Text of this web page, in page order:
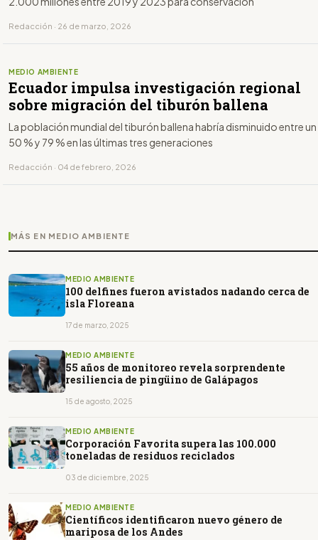
Redacción · 26 de marzo, 2026
MEDIO AMBIENTE
Ecuador impulsa investigación regional
sobre migración del tiburón ballena
La población mundial del tiburón ballena habría disminuido entre un
50 % y 79 % en las últimas tres generaciones
Redacción · 04 de febrero, 2026
MÁS EN MEDIO AMBIENTE
MEDIO AMBIENTE
100 delfines fueron avistados nadando cerca de
isla Floreana
17 de marzo, 2025
MEDIO AMBIENTE
55 años de monitoreo revela sorprendente
resiliencia de pingüino de Galápagos
15 de agosto, 2025
MEDIO AMBIENTE
Corporación Favorita supera las 100.000
toneladas de residuos reciclados
03 de diciembre, 2025
MEDIO AMBIENTE
Científicos identificaron nuevo género de
mariposa de los Andes